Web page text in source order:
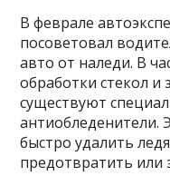
В феврале
посоветовал
авто от наледи. В
обработки стекол и
существуют
антиобледенители.
быстро удалить
предотвратить или